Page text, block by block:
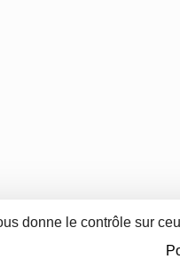
donne le contrôle sur